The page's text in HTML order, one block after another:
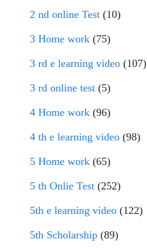
2 nd online Test (10)
3 Home work (75)
3 rd e learning video (107)
3 rd online test (5)
4 Home work (96)
4 th e learning video (98)
5 Home work (65)
5 th Onlie Test (252)
5th e learning video (122)
5th Scholarship (89)